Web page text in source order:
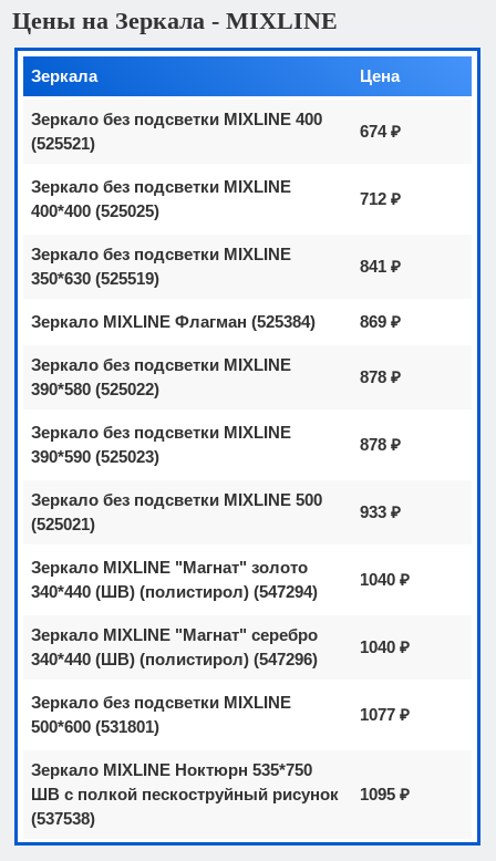
Цены на Зеркала - MIXLINE
Зеркала Цена
Зеркало без подсветки MIXLINE 400
(525521)
674 ₽
Зеркало без подсветки MIXLINE
400*400 (525025)
712 ₽
Зеркало без подсветки MIXLINE
350*630 (525519)
841 ₽
Зеркало MIXLINE Флагман (525384) 869 ₽
Зеркало без подсветки MIXLINE
390*580 (525022)
878 ₽
Зеркало без подсветки MIXLINE
390*590 (525023)
878 ₽
Зеркало без подсветки MIXLINE 500
(525021)
933 ₽
Зеркало MIXLINE "Магнат" золото
340*440 (ШВ) (полистирол) (547294)
1040 ₽
Зеркало MIXLINE "Магнат" серебро
340*440 (ШВ) (полистирол) (547296)
1040 ₽
Зеркало без подсветки MIXLINE
500*600 (531801)
1077 ₽
Зеркало MIXLINE Ноктюрн 535*750
ШВ с полкой пескоструйный рисунок
(537538)
1095 ₽